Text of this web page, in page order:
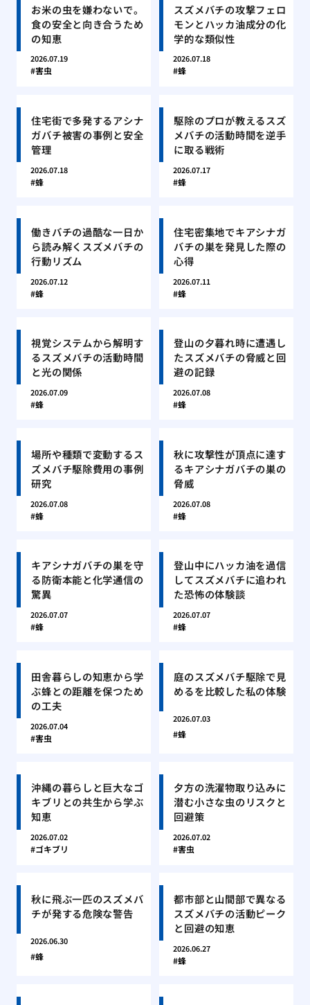
お米の虫を嫌わないで。
食の安全と向き合うため
の知恵
2026.07.19
害虫
スズメバチの攻撃フェロ
モンとハッカ油成分の化
学的な類似性
2026.07.18
蜂
住宅街で多発するアシナ
ガバチ被害の事例と安全
管理
2026.07.18
蜂
駆除のプロが教えるスズ
メバチの活動時間を逆手
に取る戦術
2026.07.17
蜂
働きバチの過酷な一日か
ら読み解くスズメバチの
行動リズム
2026.07.12
蜂
住宅密集地でキアシナガ
バチの巣を発見した際の
心得
2026.07.11
蜂
視覚システムから解明す
るスズメバチの活動時間
と光の関係
2026.07.09
蜂
登山の夕暮れ時に遭遇し
たスズメバチの脅威と回
避の記録
2026.07.08
蜂
場所や種類で変動するス
ズメバチ駆除費用の事例
研究
2026.07.08
蜂
秋に攻撃性が頂点に達す
るキアシナガバチの巣の
脅威
2026.07.08
蜂
キアシナガバチの巣を守
る防衛本能と化学通信の
驚異
2026.07.07
蜂
登山中にハッカ油を過信
してスズメバチに追われ
た恐怖の体験談
2026.07.07
蜂
田舎暮らしの知恵から学
ぶ蜂との距離を保つため
の工夫
2026.07.04
害虫
庭のスズメバチ駆除で見
めるを比較した私の体験
2026.07.03
蜂
沖縄の暮らしと巨大なゴ
キブリとの共生から学ぶ
知恵
2026.07.02
ゴキブリ
夕方の洗濯物取り込みに
潜む小さな虫のリスクと
回避策
2026.07.02
害虫
秋に飛ぶ一匹のスズメバ
チが発する危険な警告
2026.06.30
蜂
都市部と山間部で異なる
スズメバチの活動ピーク
と回避の知恵
2026.06.27
蜂